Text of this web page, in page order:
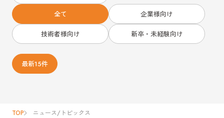
全て 企業様向け
技術者様向け 新卒・未経験向け
最新15件
TOP ニュース/トピックス